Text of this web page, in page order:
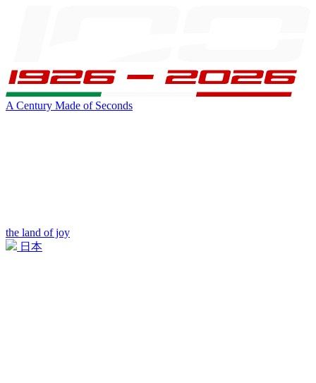
A Century Made of Seconds
the land of joy
日本